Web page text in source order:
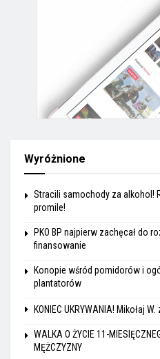
Wyróżnione
Stracili samochody za alkohol!
promile!
PKO BP najpierw zachęcał do
finansowanie
Konopie wśród pomidorów i
plantatorów
KONIEC UKRYWANIA! Mikołaj
WALKA O ŻYCIE 11-
MĘŻCZYZNY